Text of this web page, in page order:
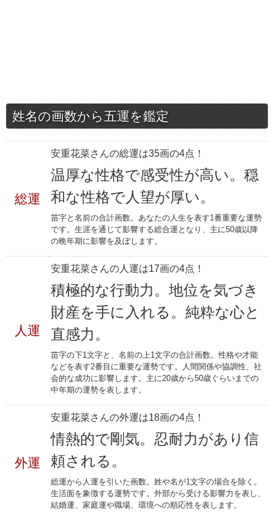
姓名の画数から五運を鑑定
総運
安重花菜さんの総運は35画の4点！
温厚な性格で感受性が高い。穏
和な性格で人望が厚い。
苗字と名前の合計画数。あなたの人生を表す1番重要な運勢
です。生涯を通じて影響する総合運となり、主に50歳以降
の晩年期に影響を及ぼします。
人運
安重花菜さんの人運は17画の4点！
積極的な行動力。地位を気づき
財産を手に入れる。純粋な心と
直感力。
苗字の下1文字と、名前の上1文字の合計画数。性格や才能
などを表す2番目に重要な運勢です。人間関係や協調性、社
会的な成功に影響します。主に20歳から50歳ぐらいまでの
中年期の運勢を表します。
外運
安重花菜さんの外運は18画の4点！
情熱的で剛気。忍耐力があり信
頼される。
総運から人運を引いた画数。姓や名が1文字の場合を除く。
生活面を象徴する運勢です。外部から受ける影響力を表し、
結婚運、家庭運や職場、環境への順応性を表します。